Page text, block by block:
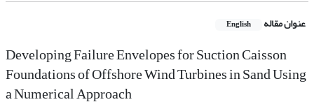
عنوان مقاله English
Developing Failure Envelopes for Suction Caisson
Foundations of Offshore Wind Turbines in Sand Using
a Numerical Approach